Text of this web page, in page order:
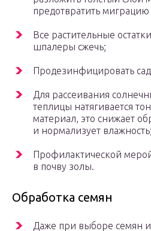
предотвратить миграцию
Все растительные
шпалеры сжечь;
Продезинфицировать
Для рассеивания
теплицы натягивается
материал, это снижает
и нормализует влажность;
Профилактической
в почву золы.
Обработка семян
Даже при выборе семян